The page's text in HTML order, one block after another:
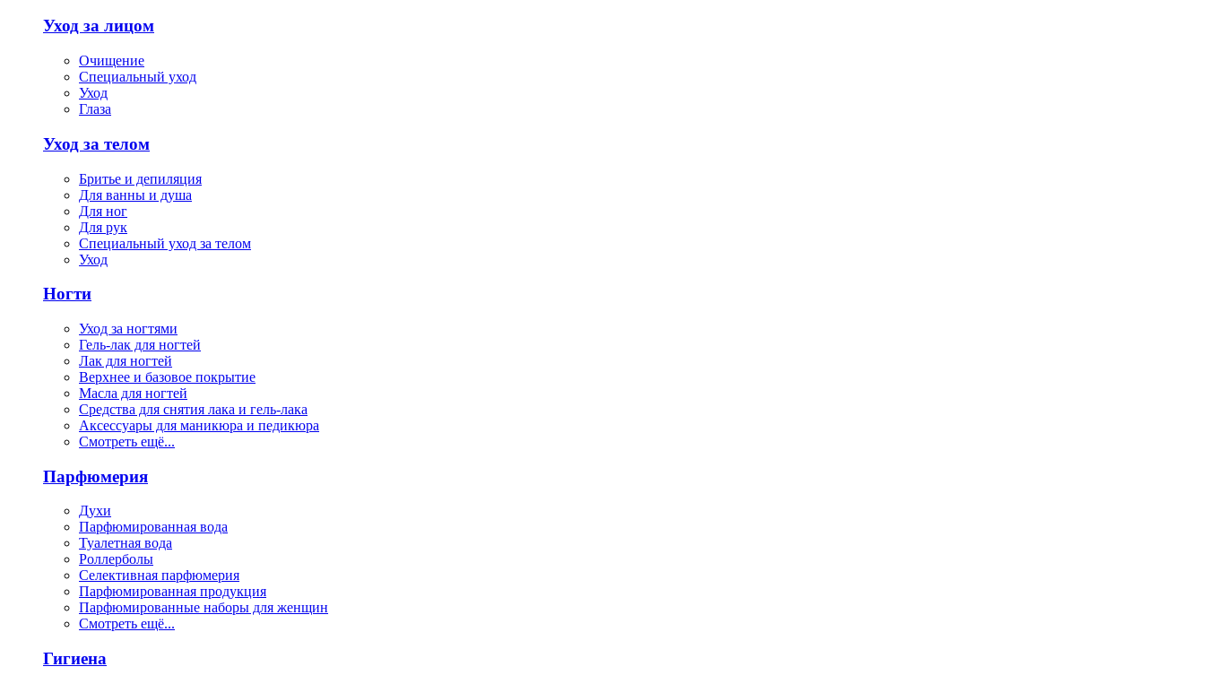
Уход за лицом
Очищение
Специальный уход
Уход
Глаза
Уход за телом
Бритье и депиляция
Для ванны и душа
Для ног
Для рук
Специальный уход за телом
Уход
Ногти
Уход за ногтями
Гель-лак для ногтей
Лак для ногтей
Верхнее и базовое покрытие
Масла для ногтей
Средства для снятия лака и гель-лака
Аксессуары для маникюра и педикюра
Смотреть ещё...
Парфюмерия
Духи
Парфюмированная вода
Туалетная вода
Роллерболы
Селективная парфюмерия
Парфюмированная продукция
Парфюмированные наборы для женщин
Смотреть ещё...
Гигиена